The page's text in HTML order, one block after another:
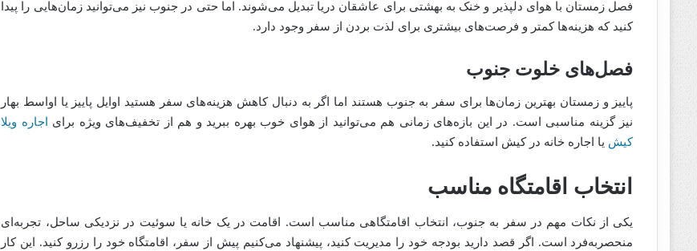
فصل زمستان با هوای دلپذیر و خنک به بهشتی برای عاشقان دریا تبدیل می‌شوند. اما حتی در جنوب نیز می‌توانید زمان‌هایی را پیدا
کنید که هزینه‌ها کمتر و فرصت‌های بیشتری برای لذت بردن از سفر وجود دارد.
فصل‌های خلوت جنوب
پاییز و زمستان بهترین زمان‌ها برای سفر به جنوب هستند اما اگر به دنبال کاهش هزینه‌های سفر هستید اوایل پاییز یا اواسط بهار
نیز گزینه مناسبی است. در این بازه‌های زمانی هم می‌توانید از هوای خوب بهره ببرید و هم از تخفیف‌های ویژه برای اجاره ویلا
کیش یا اجاره خانه در کیش استفاده کنید.
انتخاب اقامتگاه مناسب
یکی از نکات مهم در سفر به جنوب، انتخاب اقامتگاهی مناسب است. اقامت در یک خانه یا سوئیت در نزدیکی ساحل، تجربه‌ای
منحصربه‌فرد است. اگر قصد دارید بودجه خود را مدیریت کنید، پیشنهاد می‌کنیم پیش از سفر، اقامتگاه خود را رزرو کنید. این کار